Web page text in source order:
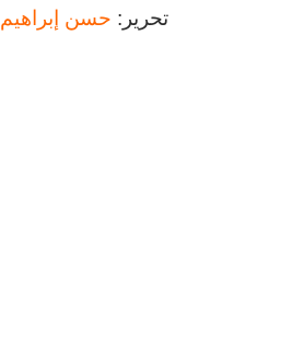
تحرير: حسن إبراهيم